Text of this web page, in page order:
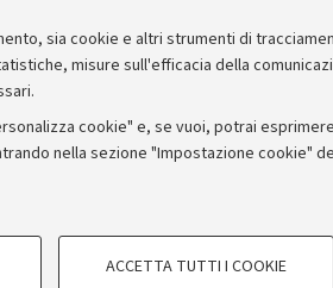
sia cookie e altri strumenti di
misure sull'efficacia della
cookie" e, se vuoi, potrai
nella sezione "Impostazione cookie"
COOKIE
ACCETTA TUTTI I COOKIE
Bandi, gare e